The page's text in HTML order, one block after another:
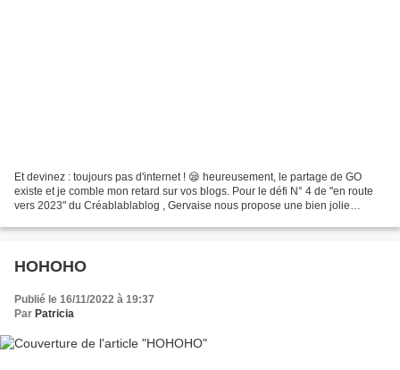
Et devinez : toujours pas d'internet ! 😪 heureusement, le partage de GO
existe et je comble mon retard sur vos blogs. Pour le défi N° 4 de "en route
vers 2023" du Créablablablog , Gervaise nous propose une bien jolie
HOHOHO
Publié le 16/11/2022 à 19:37
Par Patricia